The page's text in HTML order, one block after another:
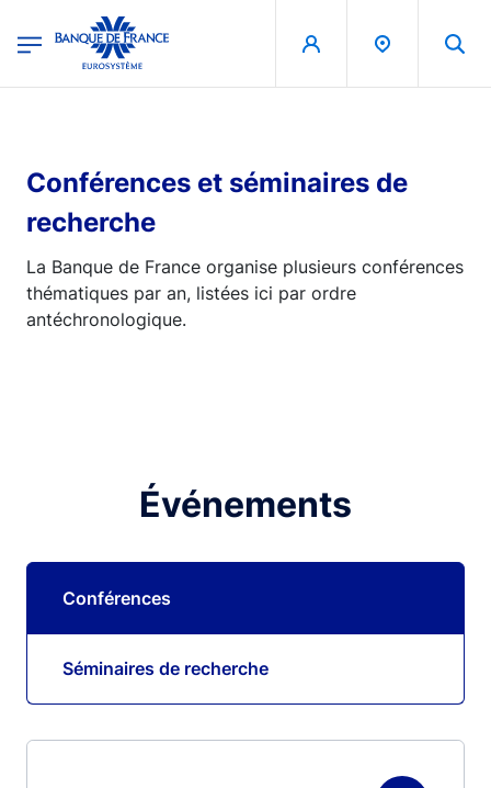
Banque de France - Menu Principal
Conférences et séminaires de
recherche
La Banque de France organise plusieurs conférences
thématiques par an, listées ici par ordre
antéchronologique.
Événements
Conférences
Séminaires de recherche